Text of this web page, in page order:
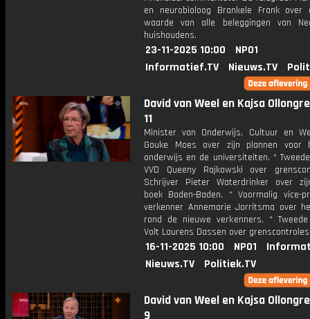
en neurobioloog Brankele Frank
waarde van alle beleggingen van
huishoudens.
23-11-2025 10:00
NPO1
Informatief.TV
Nieuws.TV
David van Weel en Kajsa
11
Minister van Onderwijs, Cultuur en
Gouke Moes over zijn plannen voor
onderwijs en de universiteiten. *
VVD Queeny Rajkowski over
Schrijver Pieter Waterdrinker over
boek Baden-Baden. * Voormalig vice-
verkenner Annemarie Jorritsma over
rond de nieuwe verkenners. *
Volt Laurens Dassen over
16-11-2025 10:00 NPO1
Nieuws.TV
Politiek.TV
David van Weel en Kajsa
9